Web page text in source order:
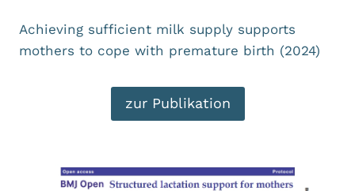
Achieving sufficient milk supply supports
mothers to cope with premature birth (2024)
zur Publikation